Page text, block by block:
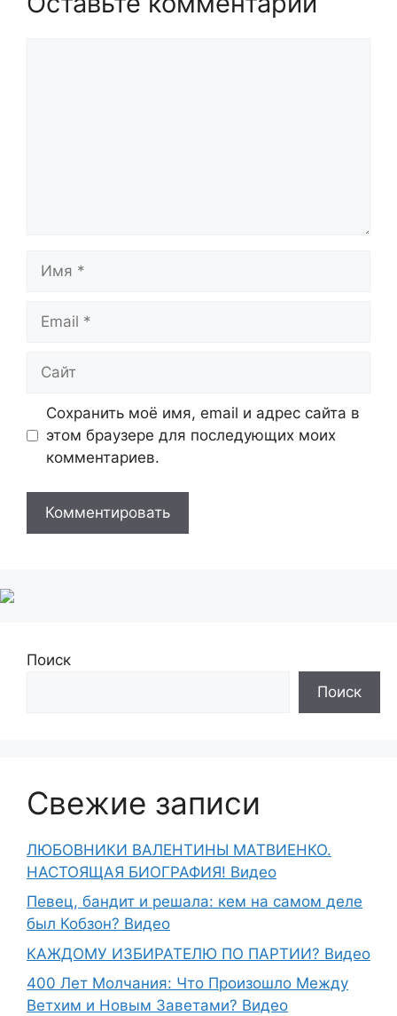
Имя
Email
Сайт
Сохранить моё имя, email и адрес сайта в
этом браузере для последующих моих
комментариев.
Поиск
Поиск
Свежие записи
ЛЮБОВНИКИ ВАЛЕНТИНЫ МАТВИЕНКО.
НАСТОЯЩАЯ БИОГРАФИЯ! Видео
Певец, бандит и решала: кем на самом деле
был Кобзон? Видео
КАЖДОМУ ИЗБИРАТЕЛЮ ПО ПАРТИИ? Видео
400 Лет Молчания: Что Произошло Между
Ветхим и Новым Заветами? Видео